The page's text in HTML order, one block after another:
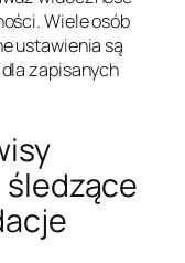
Wiele osób
ustawienia są
zapisanych